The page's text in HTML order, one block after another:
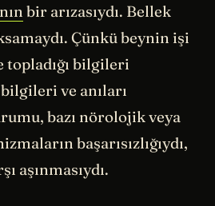
bir arızasıydı. Bellek
Çünkü beynin işi
bilgileri
ve anıları
bazı nörolojik veya
başarısızlığıydı,
aşınmasıydı.